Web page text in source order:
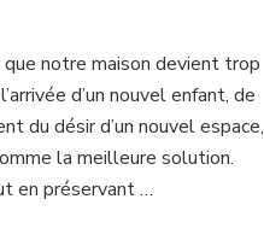
notre maison devient trop
d’un nouvel enfant, de
du désir d’un nouvel espace,
la meilleure solution.
en préservant …